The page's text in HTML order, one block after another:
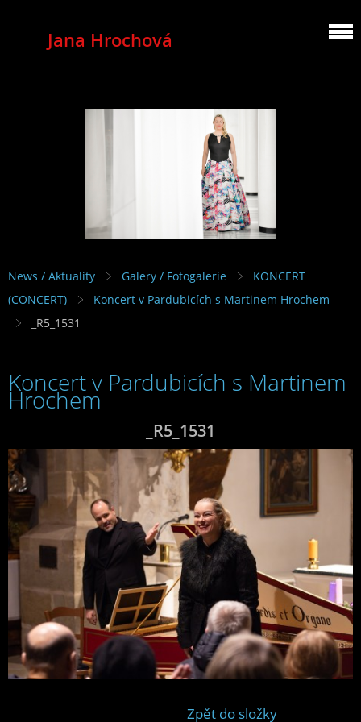
Jana Hrochová
MEZZOSOPRANO
News / Aktuality Galery / Fotogalerie
KONCERT
(CONCERT)
Koncert v Pardubicích s Martinem Hrochem
_R5_1531
Koncert v Pardubicích s Martinem
Hrochem
_R5_1531
Zpět do složky